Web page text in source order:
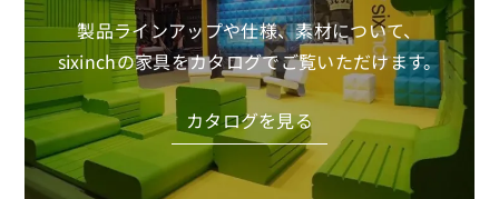
製品ラインアップや仕様、素材について、
sixinchの家具をカタログでご覧いただけます。
カタログを見る